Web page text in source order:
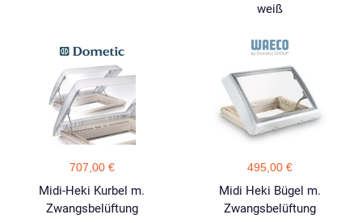
weiß
707,00 €
Midi-Heki Kurbel m.
Zwangsbelüftung
495,00 €
Midi Heki Bügel m.
Zwangsbelüftung